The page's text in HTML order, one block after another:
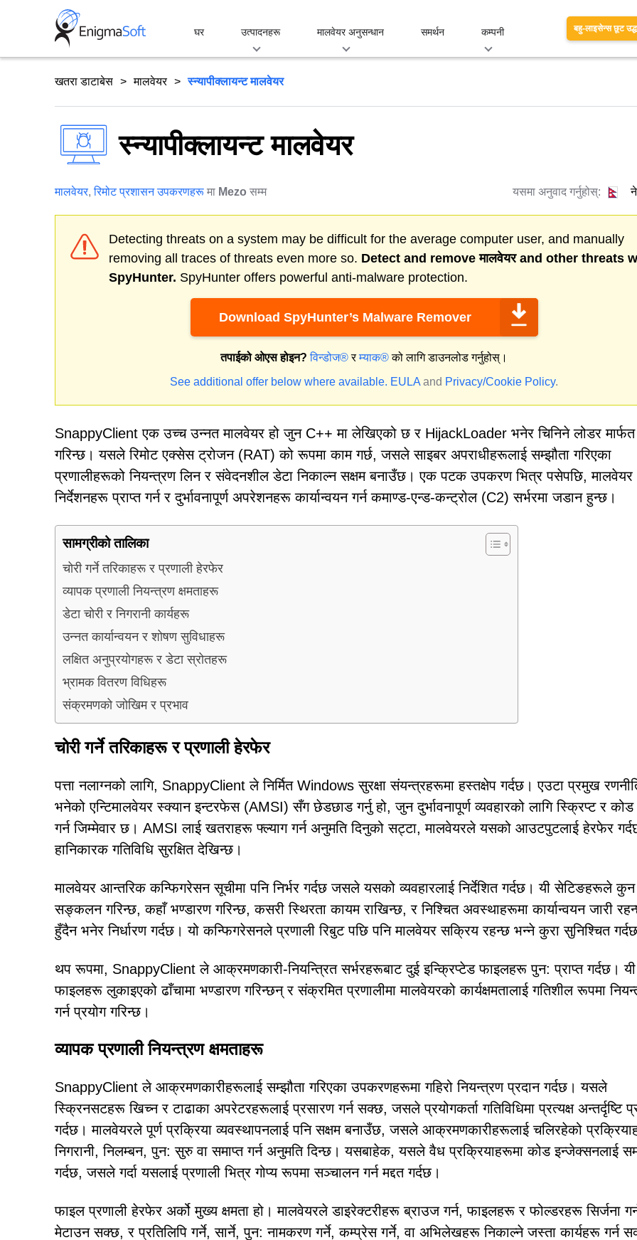
घर उत्पादनहरू मालवेयर अनुसन्धान समर्थन कम्पनी बहु-लाइसेन्स छूट
खतरा डाटाबेस मालवेयर स्न्यापीक्लायन्ट मालवेयर
स्न्यापीक्लायन्ट मालवेयर
मालवेयर,रिमोट प्रशासन उपकरणहरू मा Mezo सम्म यसमा अनुवाद गर्नुहोस्:
Detecting threats on a system may be difficult for the average computer user, and manually
removing all traces of threats even more so. Detect and removeमालवेयरand other threats
SpyHunter. SpyHunter offers powerful anti-malware protection.
Download SpyHunter’s Malware Remover
तपाईको ओएस होइन? विन्डोज®रम्याक®को लागि डाउनलोड गर्नुहोस्।
See additional offer below where available. EULA and Privacy/Cookie Policy.
SnappyClient एक उच्च उन्नत मालवेयर हो जुन C++ मा लेखिएको छ र HijackLoader भनेर चिनिने लोडर मार्फत
गरिन्छ। यसले रिमोट एक्सेस ट्रोजन (RAT) को रूपमा काम गर्छ, जसले साइबर अपराधीहरूलाई सम्झौता गरिएका
प्रणालीहरूको नियन्त्रण लिन र संवेदनशील डेटा निकाल्न सक्षम बनाउँछ। एक पटक उपकरण भित्र पसेपछि, मालवेयर
निर्देशनहरू प्राप्त गर्न र दुर्भावनापूर्ण अपरेशनहरू कार्यान्वयन गर्न कमाण्ड-एन्ड-कन्ट्रोल (C2) सर्भरमा जडान हुन्छ।
सामग्रीको तालिका
चोरी गर्ने तरिकाहरू र प्रणाली हेरफेर
व्यापक प्रणाली नियन्त्रण क्षमताहरू
डेटा चोरी र निगरानी कार्यहरू
उन्नत कार्यान्वयन र शोषण सुविधाहरू
लक्षित अनुप्रयोगहरू र डेटा स्रोतहरू
भ्रामक वितरण विधिहरू
संक्रमणको जोखिम र प्रभाव
चोरी गर्ने तरिकाहरू र प्रणाली हेरफेर
पत्ता नलाग्नको लागि, SnappyClient ले निर्मित Windows सुरक्षा संयन्त्रहरूमा हस्तक्षेप गर्दछ। एउटा प्रमुख
भनेको एन्टिमालवेयर स्क्यान इन्टरफेस (AMSI) सँग छेडछाड गर्नु हो, जुन दुर्भावनापूर्ण व्यवहारको लागि स्क्रिप्ट र कोड
गर्न जिम्मेवार छ। AMSI लाई खतराहरू फ्ल्याग गर्न अनुमति दिनुको सट्टा, मालवेयरले यसको आउटपुटलाई हेरफेर
हानिकारक गतिविधि सुरक्षित देखिन्छ।
मालवेयर आन्तरिक कन्फिगरेसन सूचीमा पनि निर्भर गर्दछ जसले यसको व्यवहारलाई निर्देशित गर्दछ। यी सेटिङहरूले
सङ्कलन गरिन्छ, कहाँ भण्डारण गरिन्छ, कसरी स्थिरता कायम राखिन्छ, र निश्चित अवस्थाहरूमा कार्यान्वयन जारी
हुँदैन भनेर निर्धारण गर्दछ। यो कन्फिगरेसनले प्रणाली रिबुट पछि पनि मालवेयर सक्रिय रहन्छ भन्ने कुरा सुनिश्चित
थप रूपमा, SnappyClient ले आक्रमणकारी-नियन्त्रित सर्भरहरूबाट दुई इन्क्रिप्टेड फाइलहरू पुन: प्राप्त गर्दछ। यी
फाइलहरू लुकाइएको ढाँचामा भण्डारण गरिन्छन् र संक्रमित प्रणालीमा मालवेयरको कार्यक्षमतालाई गतिशील रूपमा
गर्न प्रयोग गरिन्छ।
व्यापक प्रणाली नियन्त्रण क्षमताहरू
SnappyClient ले आक्रमणकारीहरूलाई सम्झौता गरिएका उपकरणहरूमा गहिरो नियन्त्रण प्रदान गर्दछ। यसले
स्क्रिनसटहरू खिच्न र टाढाका अपरेटरहरूलाई प्रसारण गर्न सक्छ, जसले प्रयोगकर्ता गतिविधिमा प्रत्यक्ष अन्तर्दृष्टि
गर्दछ। मालवेयरले पूर्ण प्रक्रिया व्यवस्थापनलाई पनि सक्षम बनाउँछ, जसले आक्रमणकारीहरूलाई चलिरहेको
निगरानी, निलम्बन, पुन: सुरु वा समाप्त गर्न अनुमति दिन्छ। यसबाहेक, यसले वैध प्रक्रियाहरूमा कोड इन्जेक्सनलाई
गर्दछ, जसले गर्दा यसलाई प्रणाली भित्र गोप्य रूपमा सञ्चालन गर्न मद्दत गर्दछ।
फाइल प्रणाली हेरफेर अर्को मुख्य क्षमता हो। मालवेयरले डाइरेक्टरीहरू ब्राउज गर्न, फाइलहरू र फोल्डरहरू सिर्जना
मेटाउन सक्छ, र प्रतिलिपि गर्ने, सार्ने, पुन: नामकरण गर्ने, कम्प्रेस गर्ने, वा अभिलेखहरू निकाल्ने जस्ता कार्यहरू गर्न